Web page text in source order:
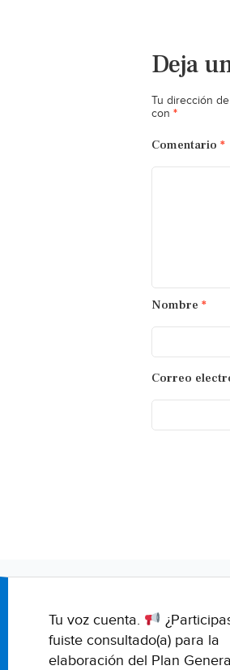
Deja
Tu dirección
con *
Comentario *
Nombre *
Correo
Tu voz cuenta.
fuiste consultado(a) para la
elaboración del Plan